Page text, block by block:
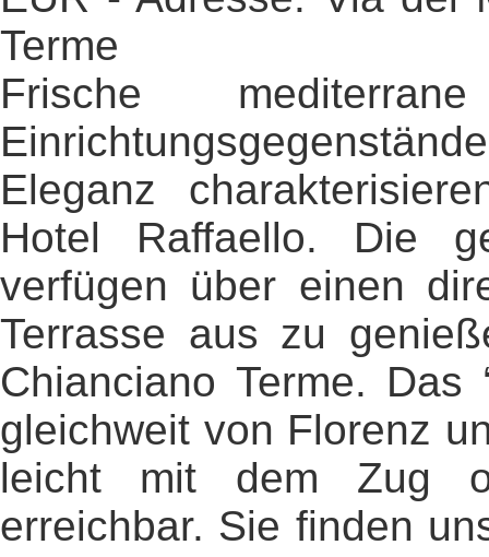
Terme
Frische
Eleganz
Hotel Raffaello. Die
verfügen über einen
Terrasse aus zu
Chianciano Terme. Das
gleichweit von Florenz
leicht mit dem Zug
erreichbar. Sie finden